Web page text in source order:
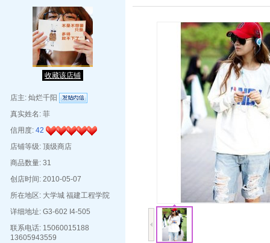
收藏该店铺
店主: 灿烂千阳
真实姓名: 菲
信用度: 42
店铺等级: 顶级商店
商品数量: 31
创店时间: 2010-05-07
所在地区: 大学城 福建工程学院
详细地址: G3-602 I4-505
联系电话: 15060015188
13605943559